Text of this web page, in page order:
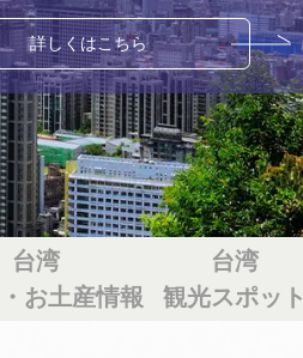
詳しくはこちら
台湾
お土産情報
台湾
観光スポット